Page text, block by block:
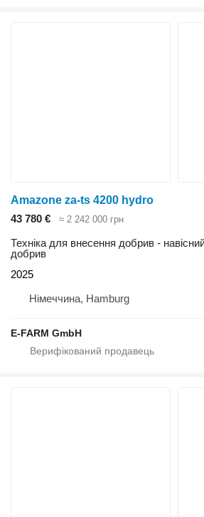
Amazone za-ts 4200 hydro
43 780 €
≈ 2 242 000 грн
Техніка для внесення добрив -
добрив
2025
Німеччина, Hamburg
E-FARM GmbH